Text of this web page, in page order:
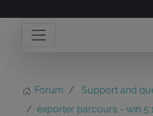
Forum Support and
exporter parcours - win